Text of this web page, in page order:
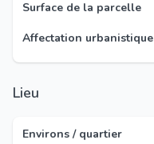
Surface de la parcelle
Affectation urbanistique
Lieu
Environs / quartier